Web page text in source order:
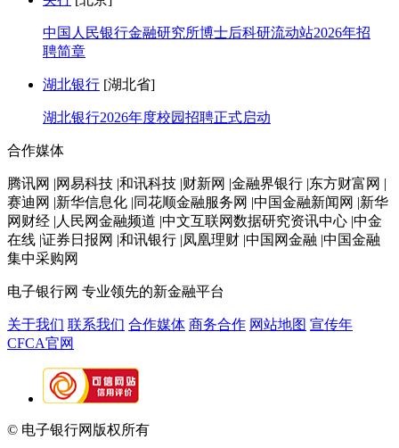
中国人民银行金融研究所博士后科研流动站2026年招
聘简章
湖北银行 [湖北省]
湖北银行2026年度校园招聘正式启动
合作媒体
腾讯网 |网易科技 |和讯科技 |财新网 |金融界银行 |东方财富网 |
赛迪网 |新华信息化 |同花顺金融服务网 |中国金融新闻网 |新华
网财经 |人民网金融频道 |中文互联网数据研究资讯中心 |中金
在线 |证券日报网 |和讯银行 |凤凰理财 |中国网金融 |中国金融
集中采购网
电子银行网 专业领先的新金融平台
关于我们 联系我们 合作媒体 商务合作 网站地图 宣传年
CFCA官网
© 电子银行网版权所有